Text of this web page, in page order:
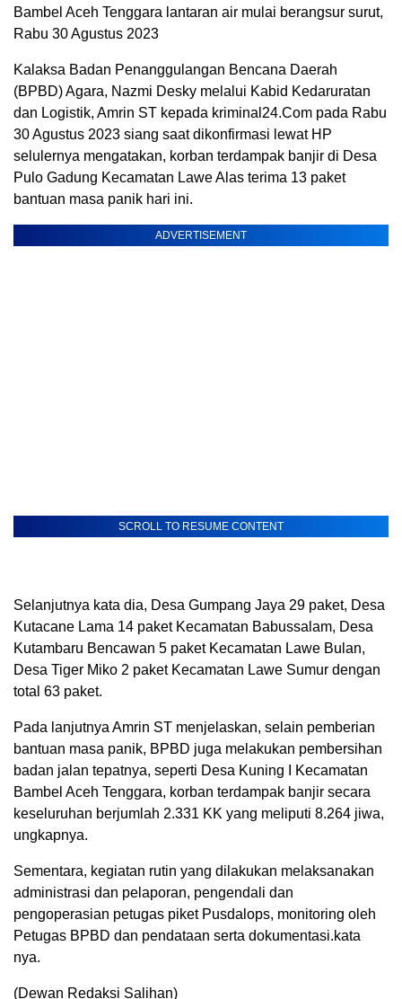
Bambel Aceh Tenggara lantaran air mulai berangsur surut,
Rabu 30 Agustus 2023
Kalaksa Badan Penanggulangan Bencana Daerah
(BPBD) Agara, Nazmi Desky melalui Kabid Kedaruratan
dan Logistik, Amrin ST kepada kriminal24.Com pada Rabu
30 Agustus 2023 siang saat dikonfirmasi lewat HP
selulernya mengatakan, korban terdampak banjir di Desa
Pulo Gadung Kecamatan Lawe Alas terima 13 paket
bantuan masa panik hari ini.
ADVERTISEMENT
SCROLL TO RESUME CONTENT
Selanjutnya kata dia, Desa Gumpang Jaya 29 paket, Desa
Kutacane Lama 14 paket Kecamatan Babussalam, Desa
Kutambaru Bencawan 5 paket Kecamatan Lawe Bulan,
Desa Tiger Miko 2 paket Kecamatan Lawe Sumur dengan
total 63 paket.
Pada lanjutnya Amrin ST menjelaskan, selain pemberian
bantuan masa panik, BPBD juga melakukan pembersihan
badan jalan tepatnya, seperti Desa Kuning I Kecamatan
Bambel Aceh Tenggara, korban terdampak banjir secara
keseluruhan berjumlah 2.331 KK yang meliputi 8.264 jiwa,
ungkapnya.
Sementara, kegiatan rutin yang dilakukan melaksanakan
administrasi dan pelaporan, pengendali dan
pengoperasian petugas piket Pusdalops, monitoring oleh
Petugas BPBD dan pendataan serta dokumentasi.kata
nya.
(Dewan Redaksi Salihan)